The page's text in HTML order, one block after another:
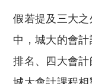
假若提及三大
中，城大的會
排名、四大會計